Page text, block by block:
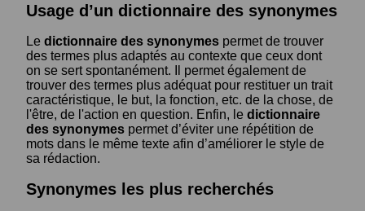
Usage d’un dictionnaire des synonymes
Le dictionnaire des synonymes permet de trouver
des termes plus adaptés au contexte que ceux dont
on se sert spontanément. Il permet également de
trouver des termes plus adéquat pour restituer un trait
caractéristique, le but, la fonction, etc. de la chose, de
l'être, de l'action en question. Enfin, le dictionnaire
des synonymes permet d’éviter une répétition de
mots dans le même texte afin d’améliorer le style de
sa rédaction.
Synonymes les plus recherchés